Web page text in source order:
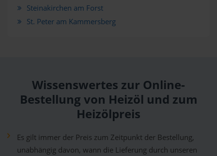
Steinakirchen am Forst
St. Peter am Kammersberg
Wissenswertes zur Online-
Bestellung von Heizöl und zum
Heizölpreis
Es gilt immer der Preis zum Zeitpunkt der Bestellung,
unabhängig davon, wann die Lieferung durch unseren